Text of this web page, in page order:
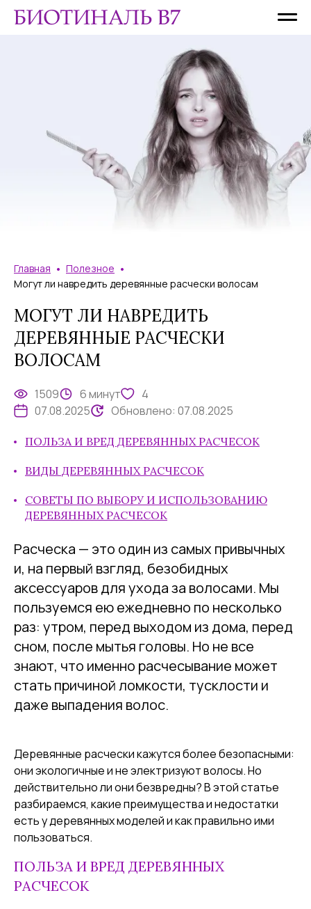
Главная • Полезное •
Могут ли навредить деревянные расчески волосам
МОГУТ ЛИ НАВРЕДИТЬ
ДЕРЕВЯННЫЕ РАСЧЕСКИ
ВОЛОСАМ
1509 6 минут
4
07.08.2025
Обновлено: 07.08.2025
ПОЛЬЗА И ВРЕД ДЕРЕВЯННЫХ РАСЧЕСОК
ВИДЫ ДЕРЕВЯННЫХ РАСЧЕСОК
СОВЕТЫ ПО ВЫБОРУ И ИСПОЛЬЗОВАНИЮ
ДЕРЕВЯННЫХ РАСЧЕСОК
Расческа — это один из самых привычных
и, на первый взгляд, безобидных
аксессуаров для ухода за волосами. Мы
пользуемся ею ежедневно по несколько
раз: утром, перед выходом из дома, перед
сном, после мытья головы. Но не все
знают, что именно расчесывание может
стать причиной ломкости, тусклости и
даже выпадения волос.
Деревянные расчески кажутся более безопасными:
они экологичные и не электризуют волосы. Но
действительно ли они безвредны? В этой статье
разбираемся, какие преимущества и недостатки
есть у деревянных моделей и как правильно ими
пользоваться.
ПОЛЬЗА И ВРЕД ДЕРЕВЯННЫХ
РАСЧЕСОК